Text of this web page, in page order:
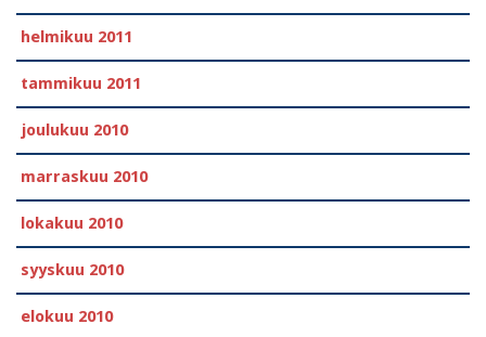
helmikuu 2011
tammikuu 2011
joulukuu 2010
marraskuu 2010
lokakuu 2010
syyskuu 2010
elokuu 2010